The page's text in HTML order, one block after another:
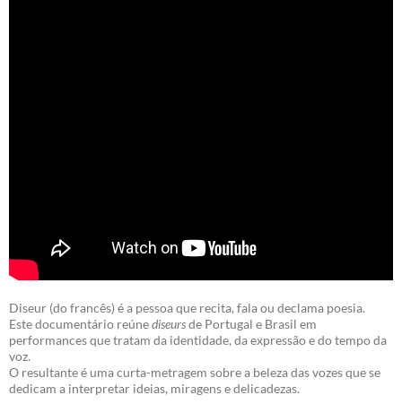
Diseur (do francês) é a pessoa que recita, fala ou declama poesia.
Este documentário reúnediseursde Portugal e Brasil em
performances que tratam da identidade, da expressão e do tempo da
voz.
O resultante é uma curta-metragem sobre a beleza das vozes que se
dedicam a interpretar ideias, miragens e delicadezas.